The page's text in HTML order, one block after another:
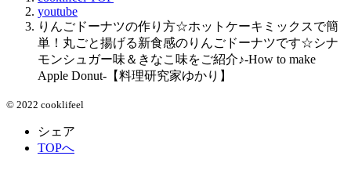
youtube
りんごドーナツの作り方☆ホットケーキミックスで簡
単！丸ごと揚げる新食感のりんごドーナツです☆シナ
モンシュガー味＆きなこ味をご紹介♪-How to make
Apple Donut-【料理研究家ゆかり】
© 2022 cooklifeel
シェア
TOPへ